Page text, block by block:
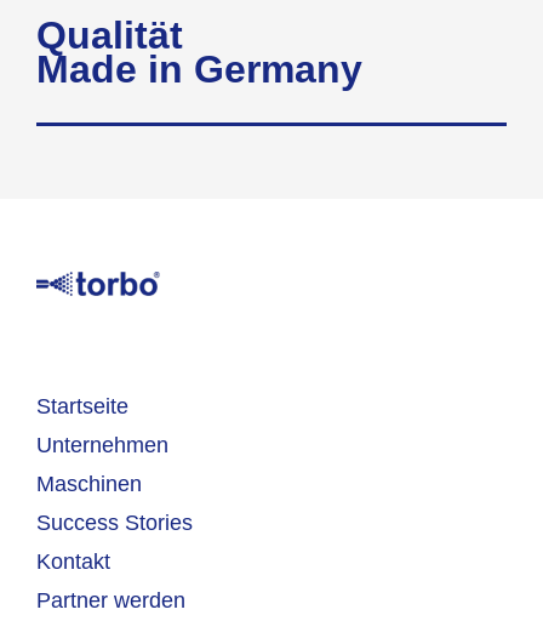
Qualität
Made in Germany
Startseite
Unternehmen
Maschinen
Success Stories
Kontakt
Partner werden